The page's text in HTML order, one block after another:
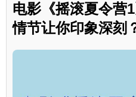
电影《摇滚夏令营
情节让你印象深刻